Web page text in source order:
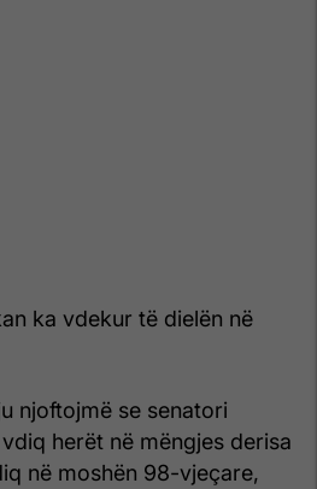
ka vdekur të dielën në
njoftojmë se senatori
herët në mëngjes derisa
në moshën 98-vjeçare,